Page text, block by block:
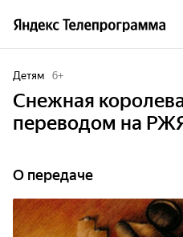
Детям 6+
Снежная
переводом на
О передаче